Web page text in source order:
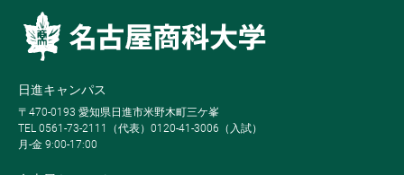
日進キャンパス
〒470-0193 愛知県日進市米野木町三ケ峯
TEL 0561-73-2111（代表）0120-41-3006（入試）
月-金 9:00-17:00